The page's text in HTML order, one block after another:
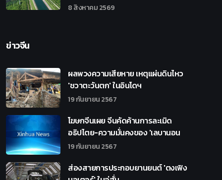
8 สิงหาคม 2569
ข่าวจีน
ผลพวงความเสียหาย เหตุแผ่นดินไหว
'ชวาตะวันตก' ในอินโดฯ
19 กันยายน 2567
โฆษกจีนเผย จีนคัดค้านการละเมิด
อธิปไตย-ความมั่นคงของ 'เลบานอน
19 กันยายน 2567
ส่องสายการประกอบยานยนต์ 'ตงเฟิง